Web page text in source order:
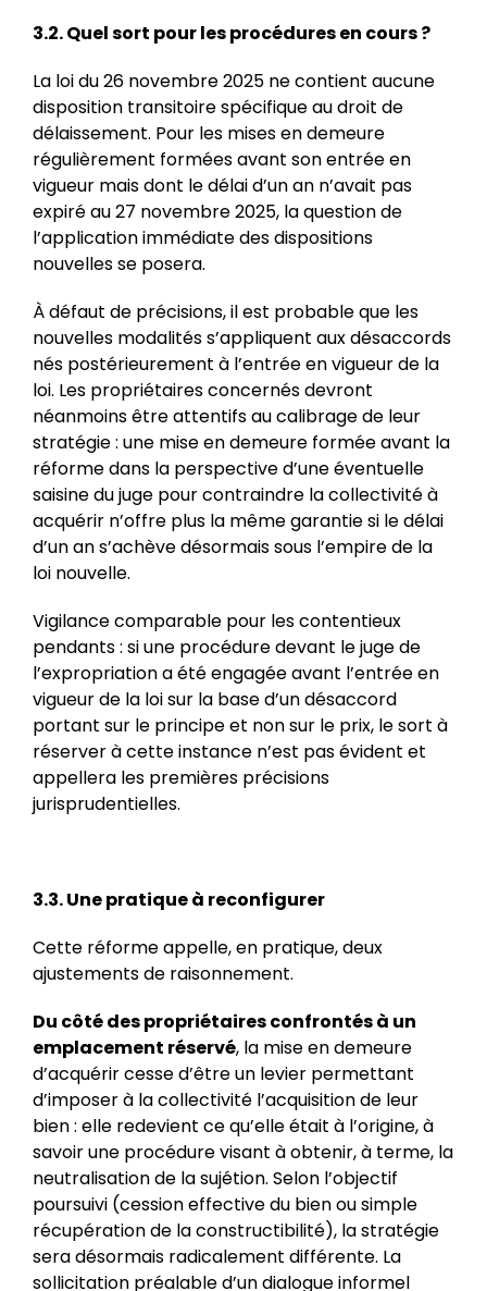
3.2. Quel sort pour les procédures en cours ?
La loi du 26 novembre 2025 ne contient aucune
disposition transitoire spécifique au droit de
délaissement. Pour les mises en demeure
régulièrement formées avant son entrée en
vigueur mais dont le délai d’un an n’avait pas
expiré au 27 novembre 2025, la question de
l’application immédiate des dispositions
nouvelles se posera.
À défaut de précisions, il est probable que les
nouvelles modalités s’appliquent aux désaccords
nés postérieurement à l’entrée en vigueur de la
loi. Les propriétaires concernés devront
néanmoins être attentifs au calibrage de leur
stratégie : une mise en demeure formée avant la
réforme dans la perspective d’une éventuelle
saisine du juge pour contraindre la collectivité à
acquérir n’offre plus la même garantie si le délai
d’un an s’achève désormais sous l’empire de la
loi nouvelle.
Vigilance comparable pour les contentieux
pendants : si une procédure devant le juge de
l’expropriation a été engagée avant l’entrée en
vigueur de la loi sur la base d’un désaccord
portant sur le principe et non sur le prix, le sort à
réserver à cette instance n’est pas évident et
appellera les premières précisions
jurisprudentielles.
3.3. Une pratique à reconfigurer
Cette réforme appelle, en pratique, deux
ajustements de raisonnement.
Du côté des propriétaires confrontés à un
emplacement réservé, la mise en demeure
d’acquérir cesse d’être un levier permettant
d’imposer à la collectivité l’acquisition de leur
bien : elle redevient ce qu’elle était à l’origine, à
savoir une procédure visant à obtenir, à terme, la
neutralisation de la sujétion. Selon l’objectif
poursuivi (cession effective du bien ou simple
récupération de la constructibilité), la stratégie
sera désormais radicalement différente. La
sollicitation préalable d’un dialogue informel